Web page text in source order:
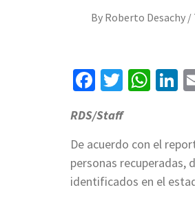
By Roberto Desachy /
Facebook
Twitter
RDS/Staff
De acuerdo con el
personas recuperadas,
identificados en el